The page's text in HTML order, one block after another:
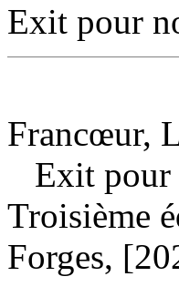
Exit pour
Francœur,
Exit pour
Troisième
Forges,